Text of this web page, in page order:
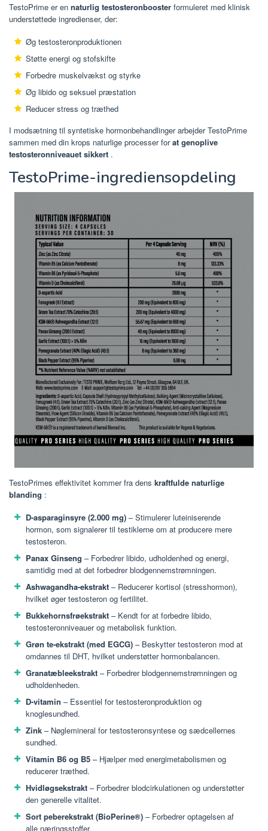
TestoPrime er en naturlig testosteronbooster formuleret med klinisk
understøttede ingredienser, der:
Øg testosteronproduktionen
Støtte energi og stofskifte
Forbedre muskelvækst og styrke
Øg libido og seksuel præstation
Reducer stress og træthed
I modsætning til syntetiske hormonbehandlinger arbejder TestoPrime
sammen med din krops naturlige processer forat genoplive
testosteronniveauet sikkert .
TestoPrime-ingrediensopdeling
TestoPrimes effektivitet kommer fra dens kraftfulde naturlige
blanding :
D-asparaginsyre (2.000 mg) – Stimulerer luteiniserende
hormon, som signalerer til testiklerne om at producere mere
testosteron.
Panax Ginseng – Forbedrer libido, udholdenhed og energi,
samtidig med at det forbedrer blodgennemstrømningen.
Ashwagandha-ekstrakt – Reducerer kortisol (stresshormon),
hvilket øger testosteron og fertilitet.
Bukkehornsfrøekstrakt – Kendt for at forbedre libido,
testosteronniveauer og metabolisk funktion.
Grøn te-ekstrakt (med EGCG) – Beskytter testosteron mod at
omdannes til DHT, hvilket understøtter hormonbalancen.
Granatæbleekstrakt – Forbedrer blodgennemstrømningen og
udholdenheden.
D-vitamin – Essentiel for testosteronproduktion og
knoglesundhed.
Zink – Nøglemineral for testosteronsyntese og sædcellernes
sundhed.
Vitamin B6 og B5 – Hjælper med energimetabolismen og
reducerer træthed.
Hvidløgsekstrakt – Forbedrer blodcirkulationen og understøtter
den generelle vitalitet.
Sort peberekstrakt (BioPerine®) – Forbedrer optagelsen af ​​
alle næringsstoffer.